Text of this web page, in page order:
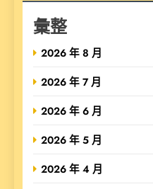
彙整
2026 年 8 月
2026 年 7 月
2026 年 6 月
2026 年 5 月
2026 年 4 月